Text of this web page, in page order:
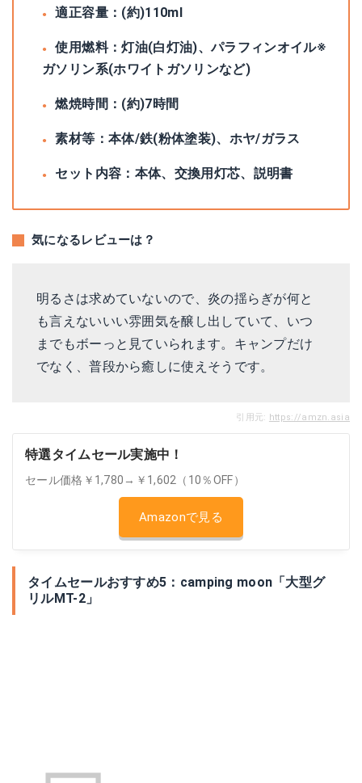
適正容量：(約)110ml
使用燃料：灯油(白灯油)、パラフィンオイル※
ガソリン系(ホワイトガソリンなど)
燃焼時間：(約)7時間
素材等：本体/鉄(粉体塗装)、ホヤ/ガラス
セット内容：本体、交換用灯芯、説明書
気になるレビューは？
明るさは求めていないので、炎の揺らぎが何と
も言えないいい雰囲気を醸し出していて、いつ
までもボーっと見ていられます。キャンプだけ
でなく、普段から癒しに使えそうです。
引用元: https://amzn.asia
特選タイムセール実施中！
セール価格￥1,780→￥1,602（10％OFF）
Amazonで見る
タイムセールおすすめ5：camping moon「大型グ
リルMT-2」